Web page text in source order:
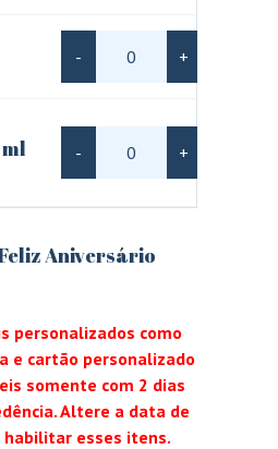
- +
- +
Aniversário
personalizados como
e cartão personalizado
somente com 2 dias
Altere a data de
esses itens.